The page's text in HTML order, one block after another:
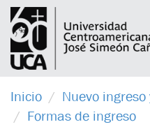
Inicio
Nuevo
Formas de ingreso